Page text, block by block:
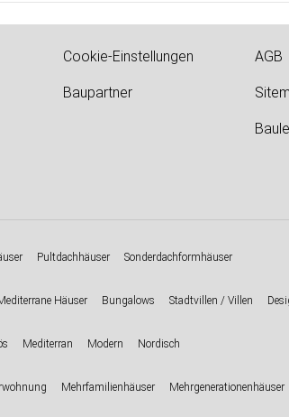
Cookie-Einstellungen
Baupartner
AGB
Pultdachhäuser Sonderdachformhäuser
Häuser Bungalows Stadtvillen / Villen
Mediterran Modern Nordisch
Mehrfamilienhäuser Mehrgenerationenhäuser